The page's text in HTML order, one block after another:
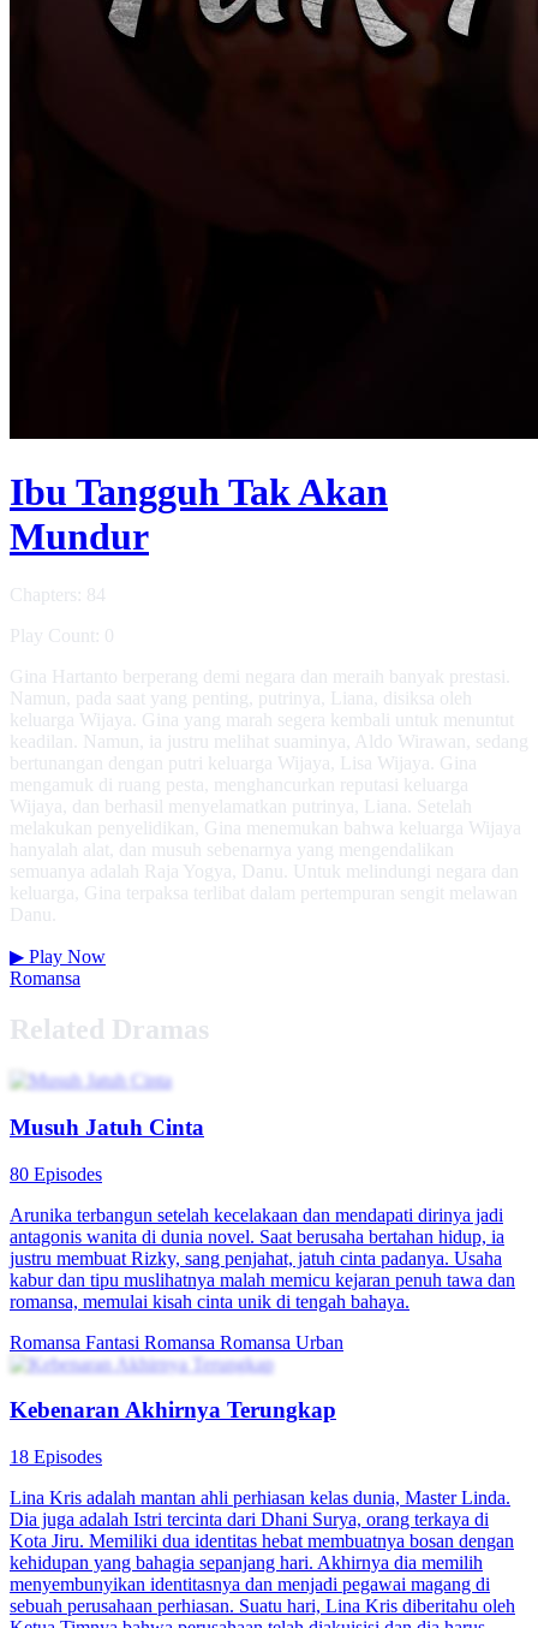
Ibu Tangguh Tak Akan
Mundur
Chapters: 84
Play Count: 0
Gina Hartanto berperang demi negara dan meraih banyak prestasi.
Namun, pada saat yang penting, putrinya, Liana, disiksa oleh
keluarga Wijaya. Gina yang marah segera kembali untuk menuntut
keadilan. Namun, ia justru melihat suaminya, Aldo Wirawan, sedang
bertunangan dengan putri keluarga Wijaya, Lisa Wijaya. Gina
mengamuk di ruang pesta, menghancurkan reputasi keluarga
Wijaya, dan berhasil menyelamatkan putrinya, Liana. Setelah
melakukan penyelidikan, Gina menemukan bahwa keluarga Wijaya
hanyalah alat, dan musuh sebenarnya yang mengendalikan
semuanya adalah Raja Yogya, Danu. Untuk melindungi negara dan
keluarga, Gina terpaksa terlibat dalam pertempuran sengit melawan
Danu.
▶ Play Now
Romansa
Related Dramas
Musuh Jatuh Cinta
80 Episodes
Arunika terbangun setelah kecelakaan dan mendapati dirinya jadi
antagonis wanita di dunia novel. Saat berusaha bertahan hidup, ia
justru membuat Rizky, sang penjahat, jatuh cinta padanya. Usaha
kabur dan tipu muslihatnya malah memicu kejaran penuh tawa dan
romansa, memulai kisah cinta unik di tengah bahaya.
Romansa Fantasi Romansa Romansa Urban
Kebenaran Akhirnya Terungkap
18 Episodes
Lina Kris adalah mantan ahli perhiasan kelas dunia, Master Linda.
Dia juga adalah Istri tercinta dari Dhani Surya, orang terkaya di
Kota Jiru. Memiliki dua identitas hebat membuatnya bosan dengan
kehidupan yang bahagia sepanjang hari. Akhirnya dia memilih
menyembunyikan identitasnya dan menjadi pegawai magang di
sebuah perusahaan perhiasan. Suatu hari, Lina Kris diberitahu oleh